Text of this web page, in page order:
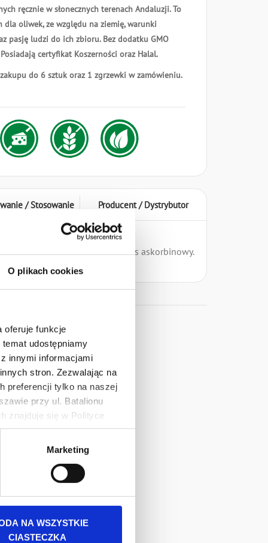
O plikach cookies
oferuje funkcje
udostępniamy
innymi informacjami
stron. Zezwalając na
preferencji tylko na naszej
przy ul. Batalionu
znajduje się w Polityce
osobowych jest
Więcej informacji o
Marketing
NA WSZYSTKIE
CIASTECZKA
ręcznie w słonecznych terenach Andaluzji. To
dla oliwek, ze względu na ziemię, warunki
pasję ludzi do ich zbioru. Bez dodatku GMO
certyfikat Koszerności oraz Halal.
do 6 sztuk oraz 1 zgrzewki w zamówieniu.
przeciwutleniacz: kwas askorbinowy.
/ Stosowanie Producent / Dystrybutor